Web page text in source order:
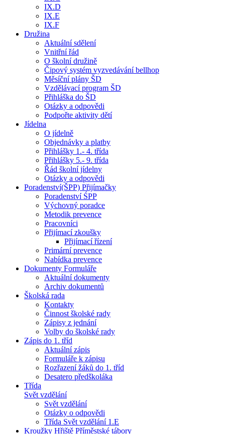
IX.D
IX.E
IX.F
Družina
Aktuální sdělení
Vnitřní řád
O školní družině
Čipový systém vyzvedávání bellhop
Měsíční plány ŠD
Vzdělávací program ŠD
Přihláška do ŠD
Otázky a odpovědi
Podpořte aktivity dětí
Jídelna
O jídelně
Objednávky a platby
Přihlášky 1.- 4. třída
Přihlášky 5.- 9. třída
Řád školní jídelny
Otázky a odpovědi
Poradenství(ŠPP) Přijímačky
Poradenství ŚPP
Výchovný poradce
Metodik prevence
Pracovníci
Přijímací zkoušky
Přijímací řízení
Primární prevence
Nabídka prevence
Dokumenty Formuláře
Aktuální dokumenty
Archiv dokumentů
Školská rada
Kontakty
Činnost školské rady
Zápisy z jednání
Volby do školské rady
Zápis do 1. tříd
Aktuální zápis
Formuláře k zápisu
Rozřazení žáků do 1. tříd
Desatero předškoláka
Třída
Svět vzdělání
Svět vzdělání
Otázky o odpovědi
Třída Svět vzdělání 1.E
Kroužky Hřiště Příměstské tábory